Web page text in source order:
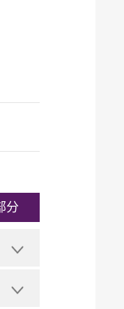
分